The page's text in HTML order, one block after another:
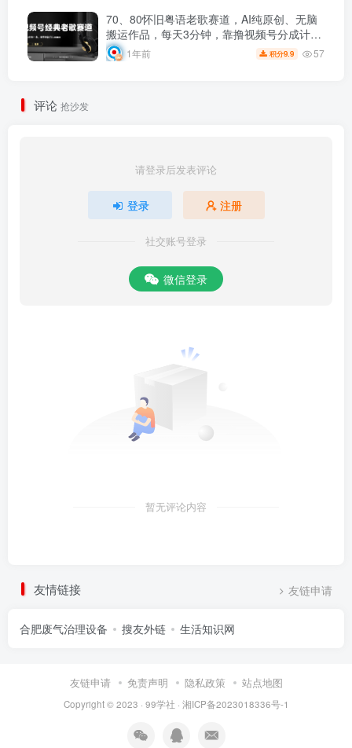
70、80怀旧粤语老歌赛道，AI纯原创、无脑
搬运作品，每天3分钟，靠撸视频号分成计划
日入1000+
1年前 积分9.9 57
评论 抢沙发
请登录后发表评论
登录 注册
社交账号登录
微信登录
暂无评论内容
友情链接 友链申请
合肥废气治理设备 搜友外链 生活知识网
友链申请 免责声明 隐私政策 站点地图
Copyright © 2023 · 99学社 · 湘ICP备2023018336号-1